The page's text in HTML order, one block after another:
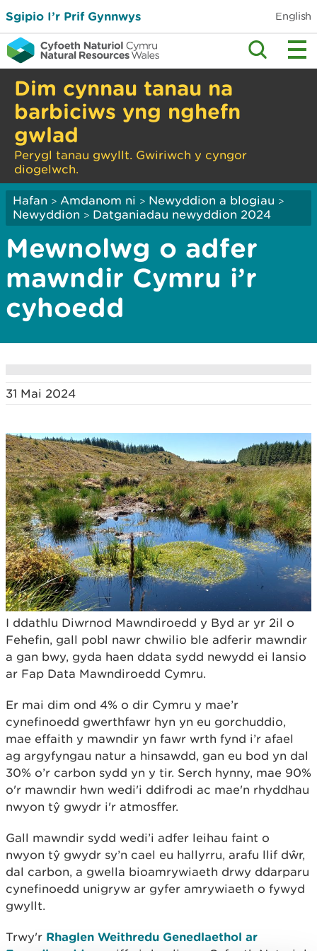
Sgipio I’r Prif Gynnwys English
Dim cynnau tanau na
barbiciws yng nghefn
gwlad
Perygl tanau gwyllt. Gwiriwch y cyngor
diogelwch.
Hafan > Amdanom ni > Newyddion a blogiau >
Newyddion > Datganiadau newyddion 2024
Mewnolwg o adfer
mawndir Cymru i’r
cyhoedd
31 Mai 2024
I ddathlu Diwrnod Mawndiroedd y Byd ar yr 2il o
Fehefin, gall pobl nawr chwilio ble adferir mawndir
a gan bwy, gyda haen ddata sydd newydd ei lansio
ar Fap Data Mawndiroedd Cymru.
Er mai dim ond 4% o dir Cymru y mae’r
cynefinoedd gwerthfawr hyn yn eu gorchuddio,
mae effaith y mawndir yn fawr wrth fynd i’r afael
ag argyfyngau natur a hinsawdd, gan eu bod yn dal
30% o’r carbon sydd yn y tir. Serch hynny, mae 90%
o'r mawndir hwn wedi'i ddifrodi ac mae'n rhyddhau
nwyon tŷ gwydr i'r atmosffer.
Gall mawndir sydd wedi’i adfer leihau faint o
nwyon tŷ gwydr sy’n cael eu hallyrru, arafu llif dŵr,
dal carbon, a gwella bioamrywiaeth drwy ddarparu
cynefinoedd unigryw ar gyfer amrywiaeth o fywyd
gwyllt.
Trwy'r Rhaglen Weithredu Genedlaethol ar